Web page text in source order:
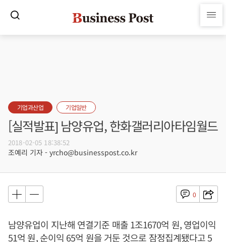
기업과산업 기업일반
[실적발표] 남양유업, 한화갤러리아타임월드
2018-02-05 18:38:52
조예리 기자 - yrcho@businesspost.co.kr
0
남양유업이 지난해 연결기준 매출 1조1670억 원, 영업이익
51억 원, 순이익 65억 원을 거둔 것으로 잠정집계됐다고 5